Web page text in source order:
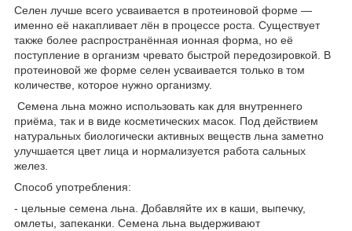
Селен лучше всего усваивается в протеиновой форме —
именно её накапливает лён в процессе роста. Существует
также более распространённая ионная форма, но её
поступление в организм чревато быстрой передозировкой. В
протеиновой же форме селен усваивается только в том
количестве, которое нужно организму.
Семена льна можно использовать как для внутреннего
приёма, так и в виде косметических масок. Под действием
натуральных биологически активных веществ льна заметно
улучшается цвет лица и нормализуется работа сальных
желез.
Способ употребления:
- цельные семена льна. Добавляйте их в каши, выпечку,
омлеты, запеканки. Семена льна выдерживают